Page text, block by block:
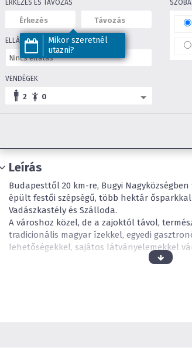
ÉRKEZÉS ÉS TÁVOZÁS
Mikor szeretnél
utazni?
ELLÁTÁS
VENDÉGEK
2 0
Leírás
Budapesttől 20 km-re, Bugyi
épült festői szépségű, több hektár
Vadászkastély és Szálloda.
A városhoz közel, de a zajoktól távol,
tradicionális magyar ízekkel, egyedi
lehetőségekkel, sajátos látványelemekkel